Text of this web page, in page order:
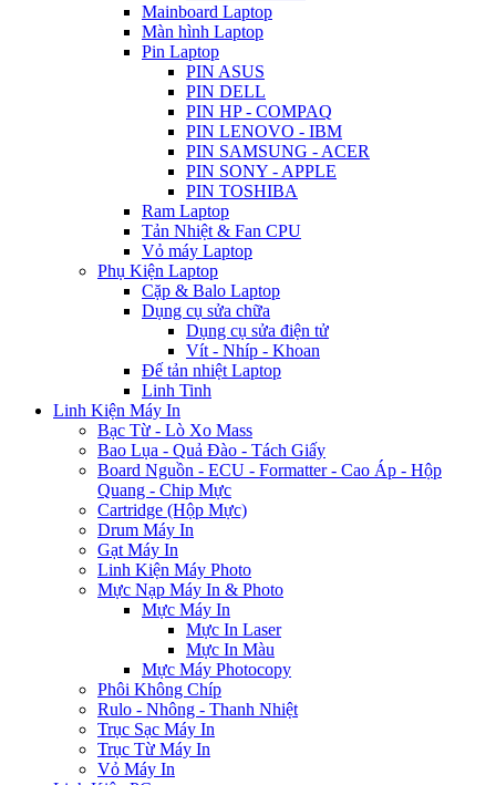
Mainboard Laptop
Màn hình Laptop
Pin Laptop
PIN ASUS
PIN DELL
PIN HP - COMPAQ
PIN LENOVO - IBM
PIN SAMSUNG - ACER
PIN SONY - APPLE
PIN TOSHIBA
Ram Laptop
Tản Nhiệt & Fan CPU
Vỏ máy Laptop
Phụ Kiện Laptop
Cặp & Balo Laptop
Dụng cụ sửa chữa
Dụng cụ sửa điện tử
Vít - Nhíp - Khoan
Đế tản nhiệt Laptop
Linh Tinh
Linh Kiện Máy In
Bạc Từ - Lò Xo Mass
Bao Lụa - Quả Đào - Tách Giấy
Board Nguồn - ECU - Formatter - Cao Áp - Hộp
Quang - Chip Mực
Cartridge (Hộp Mực)
Drum Máy In
Gạt Máy In
Linh Kiện Máy Photo
Mực Nạp Máy In & Photo
Mực Máy In
Mực In Laser
Mực In Màu
Mực Máy Photocopy
Phôi Không Chíp
Rulo - Nhông - Thanh Nhiệt
Trục Sạc Máy In
Trục Từ Máy In
Vỏ Máy In